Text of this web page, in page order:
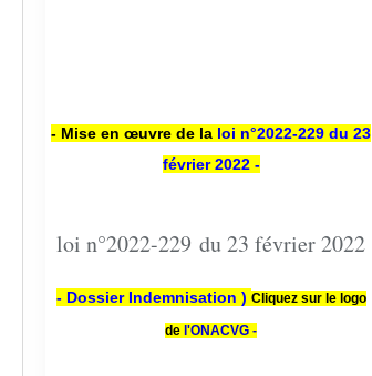
- Mise en œuvre de la loi n°2022-229 du 23
février 2022 -
loi n°2022-229 du 23 février 2022
- Dossier Indemnisation ) Cliquez sur le logo
de l'ONACVG -